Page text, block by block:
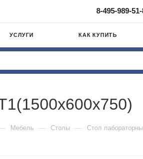
8-495-989-
УСЛУГИ КАК КУПИТЬ
Мебель — Столы — Стол